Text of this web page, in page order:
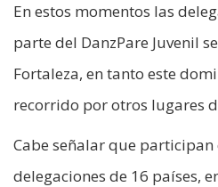
En estos momentos las
parte del DanzPare Juvenil
Fortaleza, en tanto este
recorrido por otros lugares
Cabe señalar que
delegaciones de 16 países,